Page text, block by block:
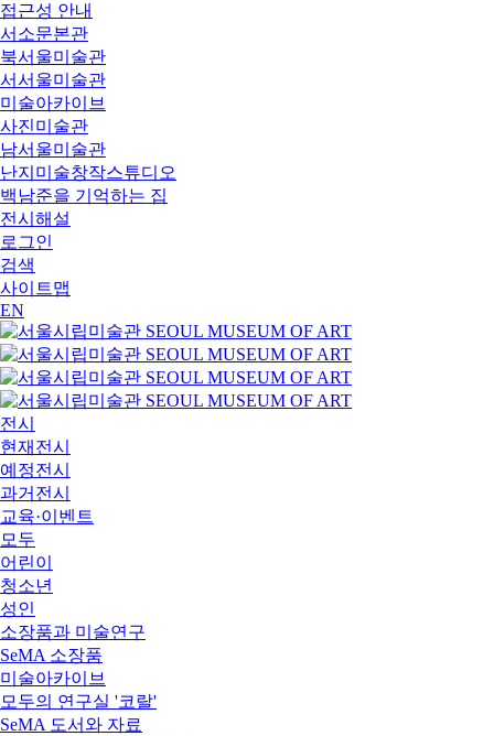
접근성 안내
서소문본관
북서울미술관
서서울미술관
미술아카이브
사진미술관
남서울미술관
난지미술창작스튜디오
백남준을 기억하는 집
전시해설
로그인
검색
사이트맵
EN
전시
현재전시
예정전시
과거전시
교육·이벤트
모두
어린이
청소년
성인
소장품과 미술연구
SeMA 소장품
미술아카이브
모두의 연구실 '코랄'
SeMA 도서와 자료